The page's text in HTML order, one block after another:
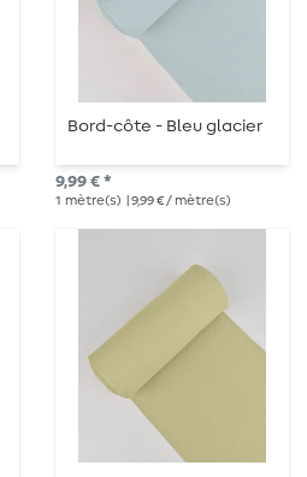
Bord-côte - Bleu glacier
9,99 € *
1 mètre(s) | 9,99 € / mètre(s)